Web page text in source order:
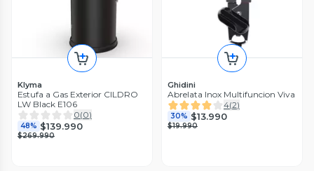
Klyma
Estufa a Gas Exterior CILDRO
LW Black E106
0(0)
48% $139.990
$269.990
Ghidini
Abrelata Inox Multifuncion Viva
4(2)
30% $13.990
$19.990